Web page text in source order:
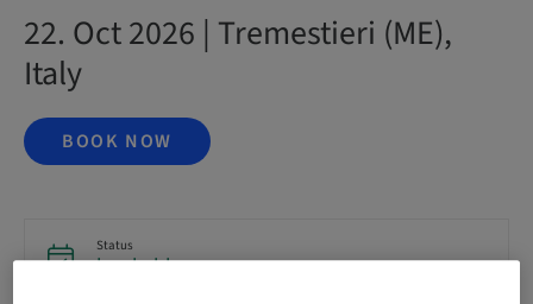
22. Oct 2026 | Tremestieri (ME),
Italy
BOOK NOW
Status
bookable